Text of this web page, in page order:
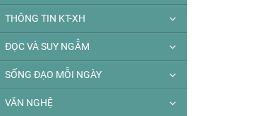
THÔNG TIN KT-XH
ĐỌC VÀ SUY NGẪM
SỐNG ĐẠO MỖI NGÀY
VĂN NGHỆ